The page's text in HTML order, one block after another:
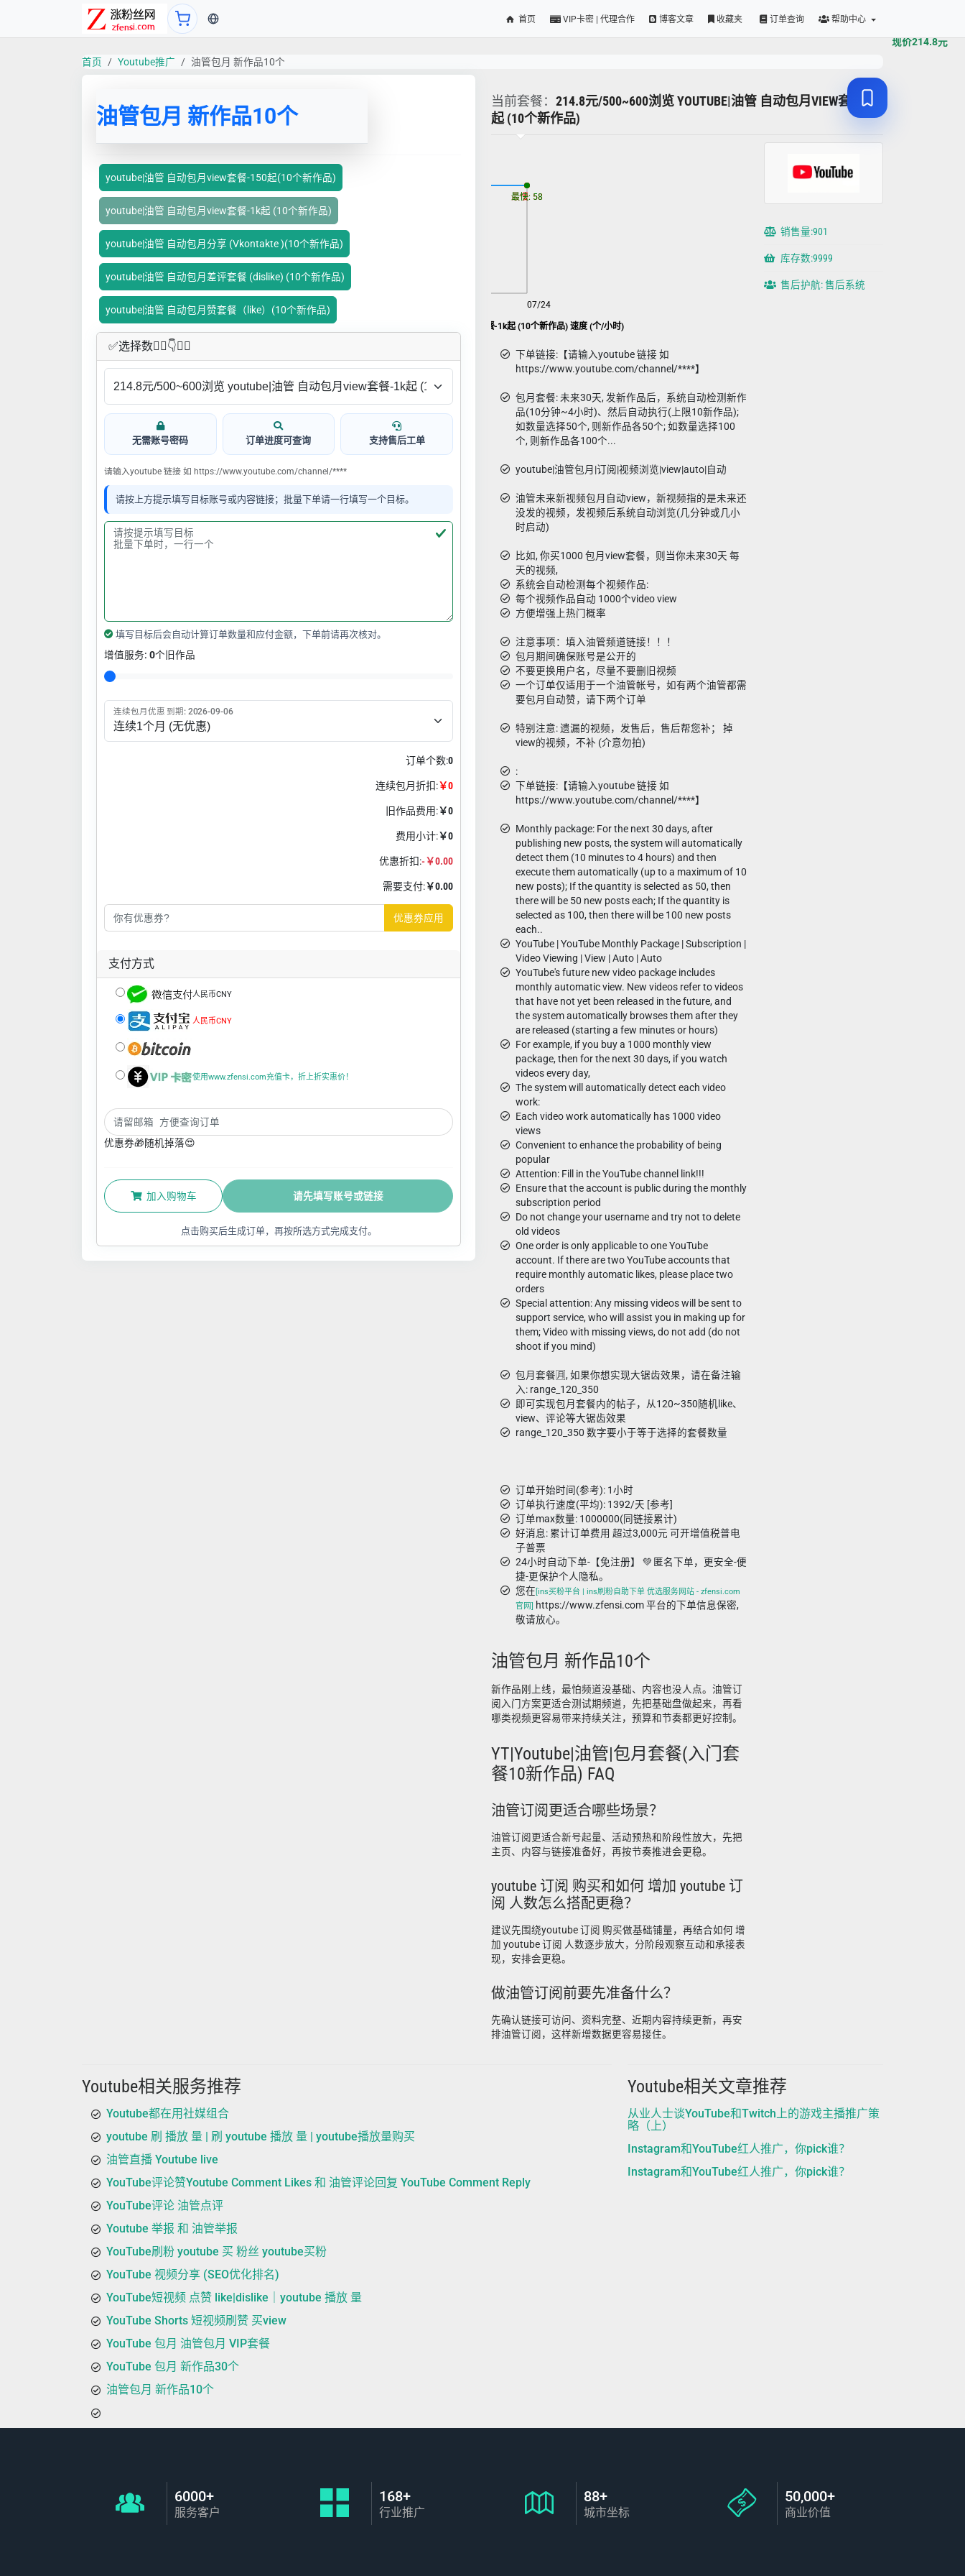
当前语言：中文 首页 VIP卡密 | 代理合作 博客文章 收藏夹 订单查询 帮助中心
首页 Youtube推广 油管包月 新作品10个
油管包月 新作品10个
youtube|油管 自动包月view套餐-150起(10个新作品)
youtube|油管 自动包月view套餐-1k起 (10个新作品)
youtube|油管 自动包月分享 (Vkontakte )(10个新作品)
youtube|油管 自动包月差评套餐 (dislike) (10个新作品)
youtube|油管 自动包月赞套餐（like）(10个新作品)
✅​选择数👇🏻​​👇👇🏻​​
无需账号密码 订单进度可查询 支持售后工单
请输入youtube 链接 如 https://www.youtube.com/channel/****
请按上方提示填写目标账号或内容链接；批量下单请一行填写一个目标。
填写目标后会自动计算订单数量和应付金额，下单前请再次核对。
增值服务: 0个旧作品
连续包月优惠 到期: 2026-09-06
订单个数:0
连续包月折扣:￥0
旧作品费用:￥0
费用小计:￥0
优惠折扣:-￥0.00
需要支付:￥0.00
优惠券应用
支付方式
人民币CNY
人民币CNY
使用www.zfensi.com充值卡，折上折实惠价！
优惠券🎁随机掉落😍
加入购物车 请先填写账号或链接
点击购买后生成订单，再按所选方式完成支付。
现价214.8元
当前套餐： 214.8元/500~600浏览 YOUTUBE|油管 自动包月VIEW套餐-1K
起 (10个新作品)
youtube|油管 自动包月view套餐-1k起 (10个新作品) 速度 (个/小时)
07/24
最慢: 58
最快: 58
下单链接:【请输入youtube 链接 如
https://www.youtube.com/channel/****】
包月套餐: 未来30天, 发新作品后，系统自动检测新作
品(10分钟~4小时)、然后自动执行(上限10新作品);
如数量选择50个, 则新作品各50个; 如数量选择100
个, 则新作品各100个...
youtube|油管包月|订阅|视频浏览|view|auto|自动
油管未来新视频包月自动view，新视频指的是未来还
没发的视频，发视频后系统自动浏览(几分钟或几小
时启动)
比如, 你买1000 包月view套餐，则当你未来30天 每
天的视频,
系统会自动检测每个视频作品:
每个视频作品自动 1000个video view
方便增强上热门概率
注意事项：填入油管频道链接！！！
包月期间确保账号是公开的
不要更换用户名，尽量不要删旧视频
一个订单仅适用于一个油管帐号，如有两个油管都需
要包月自动赞，请下两个订单
特别注意: 遗漏的视频，发售后，售后帮您补； 掉
view的视频，不补 (介意勿拍)
:
下单链接:【请输入youtube 链接 如
https://www.youtube.com/channel/****】
Monthly package: For the next 30 days, after
publishing new posts, the system will automatically
detect them (10 minutes to 4 hours) and then
execute them automatically (up to a maximum of 10
new posts); If the quantity is selected as 50, then
there will be 50 new posts each; If the quantity is
selected as 100, then there will be 100 new posts
each..
YouTube | YouTube Monthly Package | Subscription |
Video Viewing | View | Auto | Auto
YouTube's future new video package includes
monthly automatic view. New videos refer to videos
that have not yet been released in the future, and
the system automatically browses them after they
are released (starting a few minutes or hours)
For example, if you buy a 1000 monthly view
package, then for the next 30 days, if you watch
videos every day,
The system will automatically detect each video
work:
Each video work automatically has 1000 video
views
Convenient to enhance the probability of being
popular
Attention: Fill in the YouTube channel link!!!
Ensure that the account is public during the monthly
subscription period
Do not change your username and try not to delete
old videos
One order is only applicable to one YouTube
account. If there are two YouTube accounts that
require monthly automatic likes, please place two
orders
Special attention: Any missing videos will be sent to
support service, who will assist you in making up for
them; Video with missing views, do not add (do not
shoot if you mind)
包月套餐🈷️, 如果你想实现大锯齿效果，请在备注输
入: range_120_350
即可实现包月套餐内的帖子，从120~350随机like、
view、评论等大锯齿效果
range_120_350 数字要小于等于选择的套餐数量
订单开始时间(参考): 1小时
订单执行速度(平均): 1392/天 [参考]
订单max数量: 1000000(同链接累计)
好消息: 累计订单费用 超过3,000元 可开增值税普电
子普票
24小时自动下单-【免注册】 💚 匿名下单，更安全-便
捷-更保护个人隐私。
您在[ins买粉平台 | ins刷粉自助下单 优选服务网站 - zfensi.com
官网] https://www.zfensi.com 平台的下单信息保密,
敬请放心。
油管包月 新作品10个
新作品刚上线，最怕频道没基础、内容也没人点。油管订
阅入门方案更适合测试期频道，先把基础盘做起来，再看
哪类视频更容易带来持续关注，预算和节奏都更好控制。
YT|Youtube|油管|包月套餐(入门套
餐10新作品) FAQ
油管订阅更适合哪些场景？
油管订阅更适合新号起量、活动预热和阶段性放大，先把
主页、内容与链接准备好，再按节奏推进会更稳。
youtube 订阅 购买和如何 增加 youtube 订
阅 人数怎么搭配更稳？
建议先围绕youtube 订阅 购买做基础铺量，再结合如何 增
加 youtube 订阅 人数逐步放大，分阶段观察互动和承接表
现，安排会更稳。
做油管订阅前要先准备什么？
先确认链接可访问、资料完整、近期内容持续更新，再安
排油管订阅，这样新增数据更容易接住。
销售量:901
库存数:9999
售后护航: 售后系统
Youtube相关服务推荐
Youtube都在用社媒组合
youtube 刷 播放 量 | 刷 youtube 播放 量 | youtube播放量购买
油管直播 Youtube live
YouTube评论赞Youtube Comment Likes 和 油管评论回复 YouTube Comment Reply
YouTube评论 油管点评
Youtube 举报 和 油管举报
YouTube刷粉 youtube 买 粉丝 youtube买粉
YouTube 视频分享 (SEO优化排名)
YouTube短视频 点赞 like|dislike｜youtube 播放 量
YouTube Shorts 短视频刷赞 买view
YouTube 包月 油管包月 VIP套餐
YouTube 包月 新作品30个
油管包月 新作品10个
Youtube相关文章推荐
从业人士谈YouTube和Twitch上的游戏主播推广策
略（上）
Instagram和YouTube红人推广，你pick谁？
Instagram和YouTube红人推广，你pick谁？
6000+
服务客户
168+
行业推广
88+
城市坐标
50,000+
商业价值